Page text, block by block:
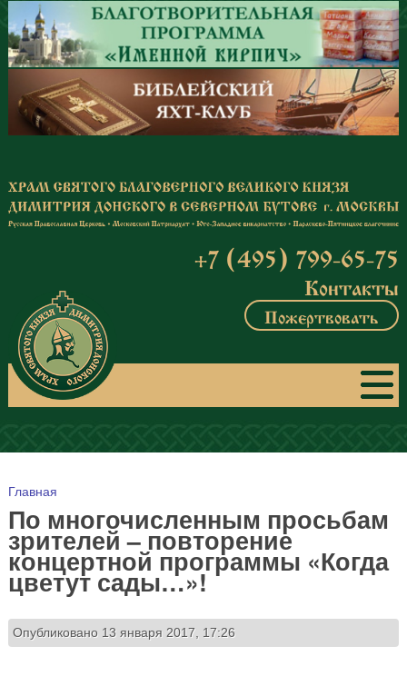
Перейти к основному содержанию
+7 (495) 799-65-75
Контакты
Пожертвовать
Вы здесь
Главная
По многочисленным просьбам
зрителей – повторение
концертной программы «Когда
цветут сады…»!
Опубликовано 13 января 2017, 17:26